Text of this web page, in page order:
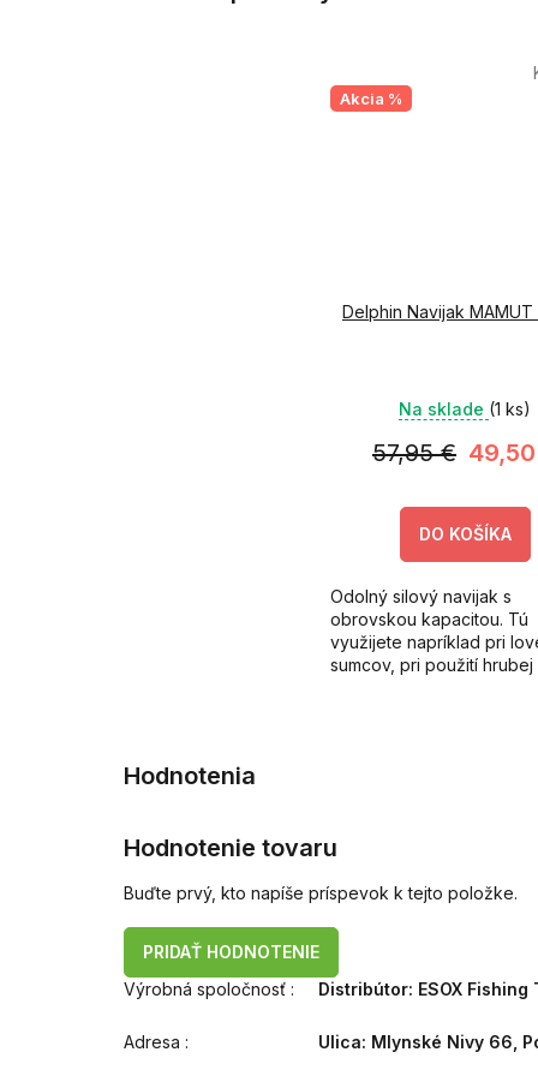
Akcia %
Delphin Navijak MAMUT
Na sklade (1 ks)
57,95 €
DO KOŠÍKA
Odolný silový navijak s
obrovskou kapacitou. Tú
využijete napríklad pri
sumcov, pri použití hrubej
Hodnotenie tovaru
Buďte prvý, kto napíše príspevok k tejto položke.
PRIDAŤ HODNOTENIE
Výrobná spoločnosť : Distribútor: ESOX Fishing
Adresa : Ulica: Mlynské Nivy 66,